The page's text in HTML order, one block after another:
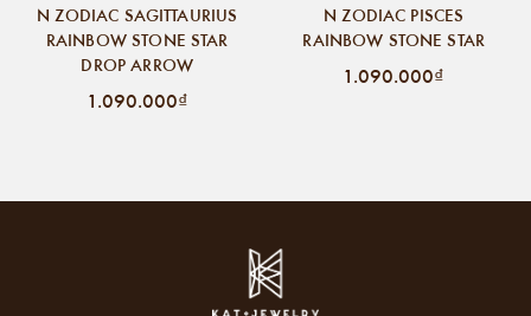
N ZODIAC SAGITTAURIUS
RAINBOW STONE STAR
DROP ARROW
1.090.000₫
N ZODIAC PISCES
RAINBOW STONE STAR
1.090.000₫